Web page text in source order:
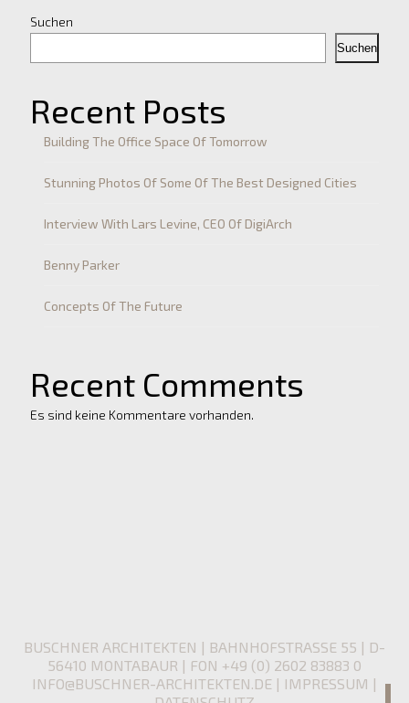
Suchen
Suchen
Recent Posts
Building The Office Space Of Tomorrow
Stunning Photos Of Some Of The Best Designed Cities
Interview With Lars Levine, CEO Of DigiArch
Benny Parker
Concepts Of The Future
Recent Comments
Es sind keine Kommentare vorhanden.
BUSCHNER ARCHITEKTEN | BAHNHOFSTRASSE 55 | D-
56410 MONTABAUR | FON +49 (0) 2602 83883 0
INFO@BUSCHNER-ARCHITEKTEN.DE | IMPRESSUM |